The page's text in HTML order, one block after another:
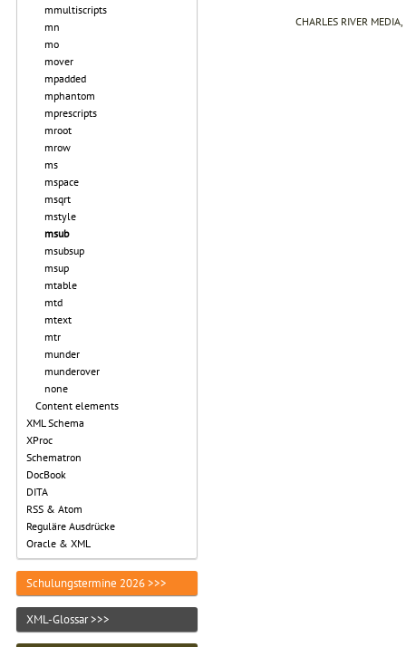
mmultiscripts
mn
mo
mover
mpadded
mphantom
mprescripts
mroot
mrow
ms
mspace
msqrt
mstyle
msub
msubsup
msup
mtable
mtd
mtext
mtr
munder
munderover
none
Content elements
XML Schema
XProc
Schematron
DocBook
DITA
RSS & Atom
Reguläre Ausdrücke
Oracle & XML
Schulungstermine 2026 >>>
XML-Glossar >>>
CHARLES RIVER